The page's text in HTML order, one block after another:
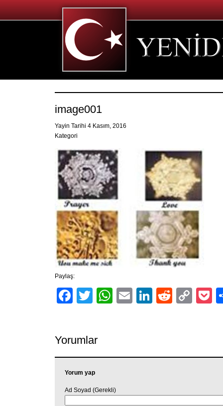
image001
Yayin Tarihi 4 Kasım, 2016
Kategori
Paylaş:
Facebook
TwitterWhatsApp
EmailLinkedIn
Reddit
Yorumlar
Yorum yap
Ad Soyad (Gerekli)